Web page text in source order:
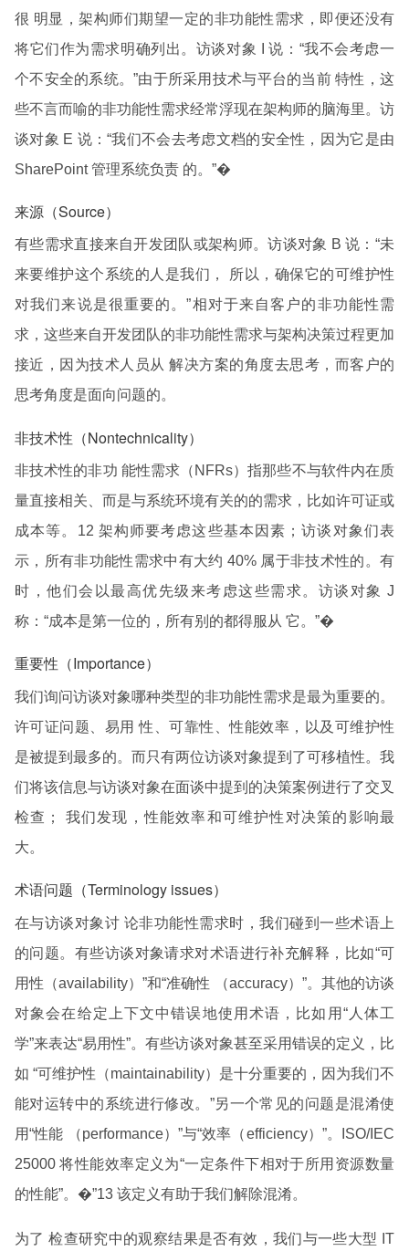
很 明显，架构师们期望一定的非功能性需求，即便还没有
将它们作为需求明确列出。访谈对象 I 说：“我不会考虑一
个不安全的系统。”由于所采用技术与平台的当前 特性，这
些不言而喻的非功能性需求经常浮现在架构师的脑海里。访
谈对象 E 说：“我们不会去考虑文档的安全性，因为它是由
SharePoint 管理系统负责 的。”�
来源（Source）
有些需求直接来自开发团队或架构师。访谈对象 B 说：“未
来要维护这个系统的人是我们， 所以，确保它的可维护性
对我们来说是很重要的。”相对于来自客户的非功能性需
求，这些来自开发团队的非功能性需求与架构决策过程更加
接近，因为技术人员从 解决方案的角度去思考，而客户的
思考角度是面向问题的。
非技术性（Nontechnicality）
非技术性的非功 能性需求（NFRs）指那些不与软件内在质
量直接相关、而是与系统环境有关的的需求，比如许可证或
成本等。12 架构师要考虑这些基本因素；访谈对象们表
示，所有非功能性需求中有大约 40% 属于非技术性的。有
时，他们会以最高优先级来考虑这些需求。访谈对象 J
称：“成本是第一位的，所有别的都得服从 它。”�
重要性（Importance）
我们询问访谈对象哪种类型的非功能性需求是最为重要的。
许可证问题、易用 性、可靠性、性能效率，以及可维护性
是被提到最多的。而只有两位访谈对象提到了可移植性。我
们将该信息与访谈对象在面谈中提到的决策案例进行了交叉
检查； 我们发现，性能效率和可维护性对决策的影响最
大。
术语问题（Terminology issues）
在与访谈对象讨 论非功能性需求时，我们碰到一些术语上
的问题。有些访谈对象请求对术语进行补充解释，比如“可
用性（availability）”和“准确性 （accuracy）”。其他的访谈
对象会在给定上下文中错误地使用术语，比如用“人体工
学”来表达“易用性”。有些访谈对象甚至采用错误的定义，比
如 “可维护性（maintainability）是十分重要的，因为我们不
能对运转中的系统进行修改。”另一个常见的问题是混淆使
用“性能 （performance）”与“效率（efficiency）”。ISO/IEC
25000 将性能效率定义为“一定条件下相对于所用资源数量
的性能”。�”13 该定义有助于我们解除混淆。
为了 检查研究中的观察结果是否有效，我们与一些大型 IT